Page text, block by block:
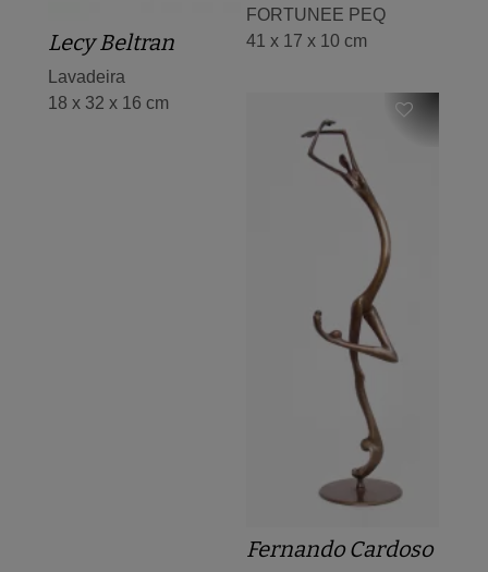
FORTUNEE PEQ
41 x 17 x 10 cm
Lecy Beltran
Lavadeira
18 x 32 x 16 cm
Fernando Cardoso